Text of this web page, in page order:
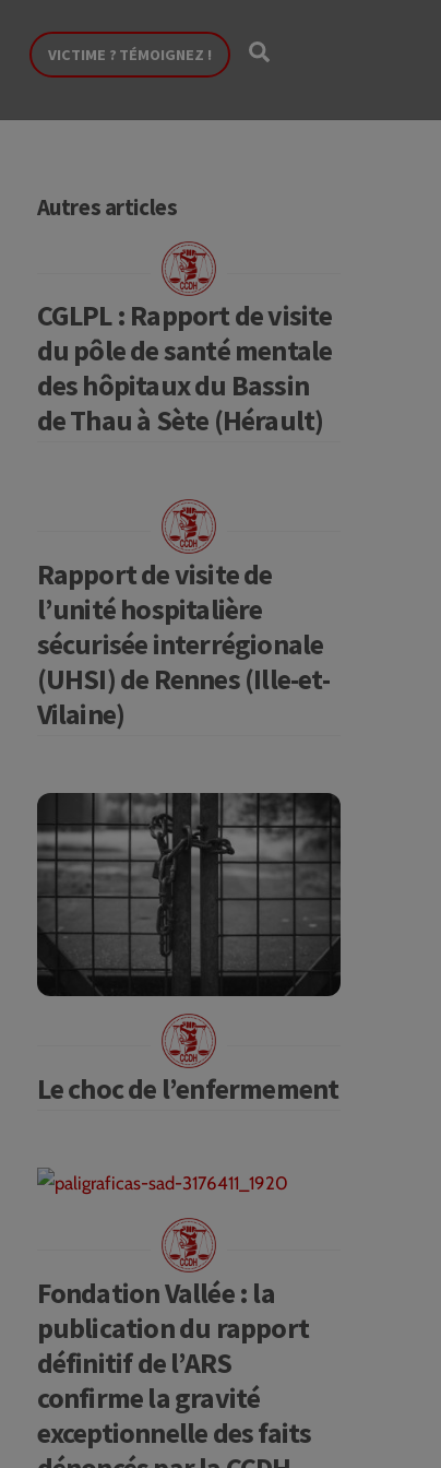
VICTIME ? TÉMOIGNEZ !
Autres articles
CGLPL : Rapport de visite
du pôle de santé mentale
des hôpitaux du Bassin
de Thau à Sète (Hérault)
Rapport de visite de
l’unité hospitalière
sécurisée interrégionale
(UHSI) de Rennes (Ille-et-
Vilaine)
Le choc de l’enfermement
Fondation Vallée : la
publication du rapport
définitif de l’ARS
confirme la gravité
exceptionnelle des faits